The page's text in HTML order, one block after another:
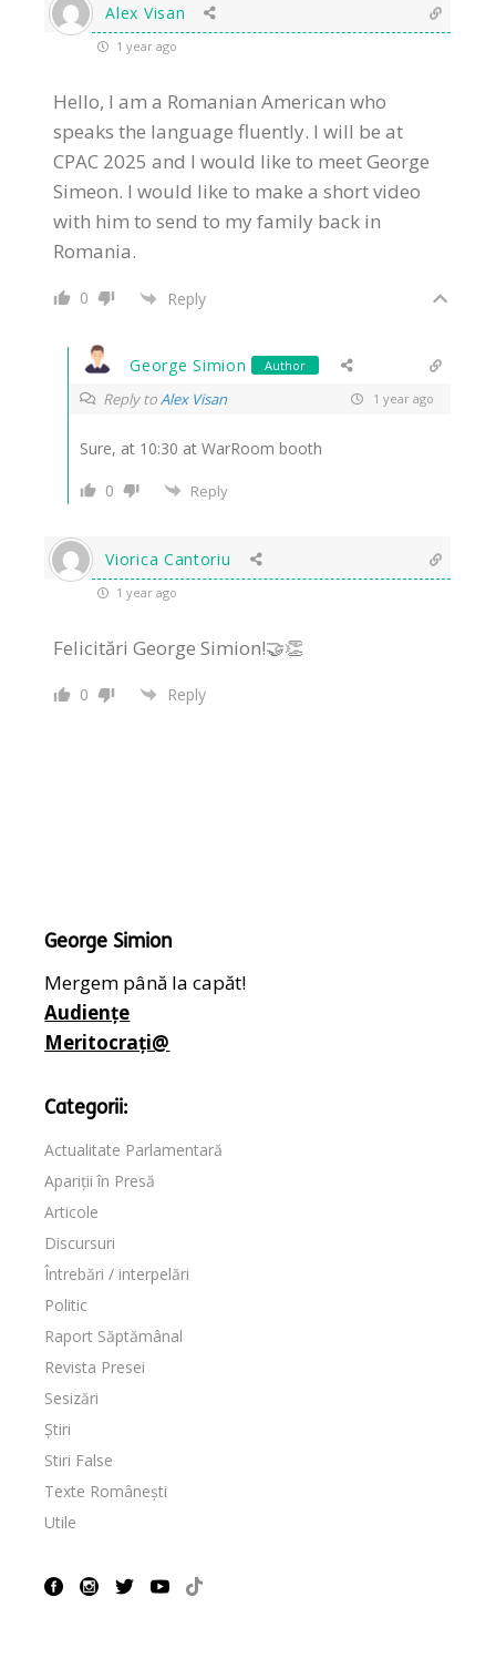
Alex Visan
1 year ago
Hello, I am a Romanian American who
speaks the language fluently. I will be at
CPAC 2025 and I would like to meet George
Simeon. I would like to make a short video
with him to send to my family back in
Romania.
0 Reply
George Simion Author
Reply toAlex Visan 1 year ago
Sure, at 10:30 at WarRoom booth
0
Reply
Viorica Cantoriu
1 year ago
Felicitări George Simion!🤝👏
0 Reply
George Simion
Mergem până la capăt!
Audiențe
Meritocrați@
Categorii:
Actualitate Parlamentară
Apariții în Presă
Articole
Discursuri
Întrebări / interpelări
Politic
Raport Săptămânal
Revista Presei
Sesizări
Știri
Stiri False
Texte Românești
Utile